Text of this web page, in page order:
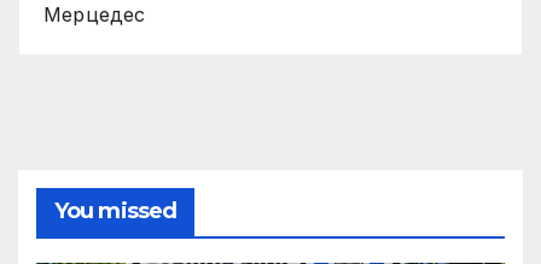
Мерцедес
You missed